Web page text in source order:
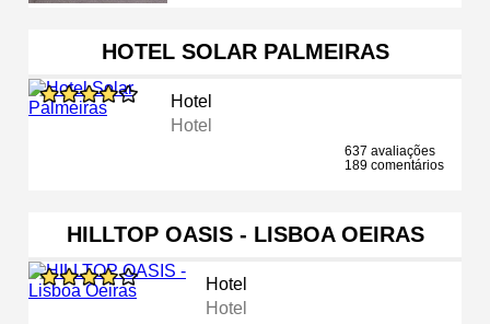
HOTEL SOLAR PALMEIRAS
Hotel
Hotel
637 avaliações
189 comentários
HILLTOP OASIS - LISBOA OEIRAS
Hotel
Hotel